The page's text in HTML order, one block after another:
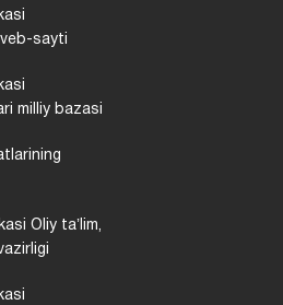
sayti
milliy bazasi
Oliy taʼlim,